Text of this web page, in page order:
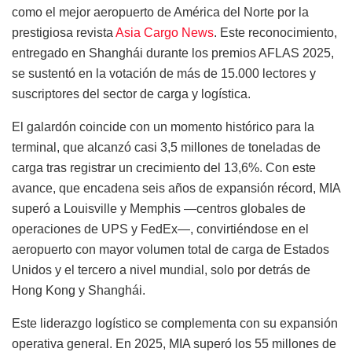
como el mejor aeropuerto de América del Norte por la
prestigiosa revista Asia Cargo News. Este reconocimiento,
entregado en Shanghái durante los premios AFLAS 2025,
se sustentó en la votación de más de 15.000 lectores y
suscriptores del sector de carga y logística.
El galardón coincide con un momento histórico para la
terminal, que alcanzó casi 3,5 millones de toneladas de
carga tras registrar un crecimiento del 13,6%. Con este
avance, que encadena seis años de expansión récord, MIA
superó a Louisville y Memphis —centros globales de
operaciones de UPS y FedEx—, convirtiéndose en el
aeropuerto con mayor volumen total de carga de Estados
Unidos y el tercero a nivel mundial, solo por detrás de
Hong Kong y Shanghái.
Este liderazgo logístico se complementa con su expansión
operativa general. En 2025, MIA superó los 55 millones de